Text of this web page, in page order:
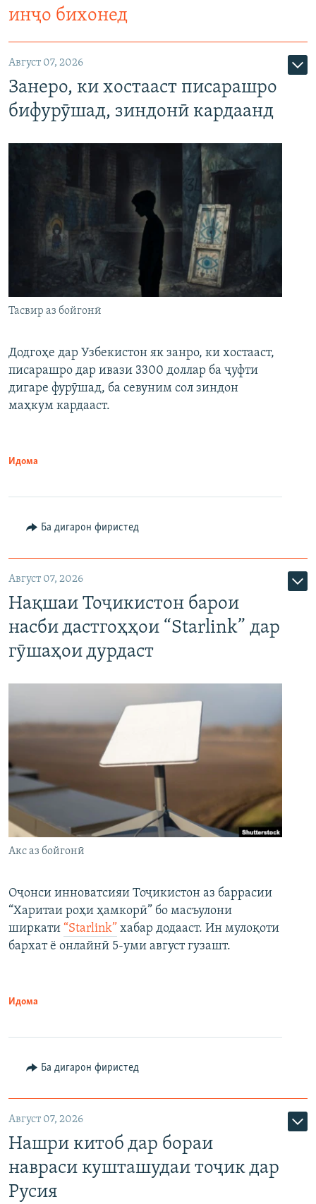
инҷо бихонед
Август 07, 2026
Занеро, ки хостааст писарашро
бифурӯшад, зиндонӣ кардаанд
Тасвир аз бойгонӣ
Додгоҳе дар Узбекистон як занро, ки хостааст,
писарашро дар ивази 3300 доллар ба ҷуфти
дигаре фурӯшад, ба севуним сол зиндон
маҳкум кардааст.
Идома
Ба дигарон фиристед
Август 07, 2026
Нақшаи Тоҷикистон барои
насби дастгоҳҳои “Starlink” дар
гӯшаҳои дурдаст
Акс аз бойгонӣ
Оҷонси инноватсияи Тоҷикистон аз баррасии
“Харитаи роҳи ҳамкорӣ” бо масъулони
ширкати “Starlink” хабар додааст. Ин мулоқоти
бархат ё онлайнӣ 5-уми август гузашт.
Идома
Ба дигарон фиристед
Август 07, 2026
Нашри китоб дар бораи
навраси кушташудаи тоҷик дар
Русия